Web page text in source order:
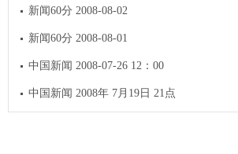
新闻60分 2008-08-02
新闻60分 2008-08-01
中国新闻 2008-07-26 12：00
中国新闻 2008年 7月19日 21点